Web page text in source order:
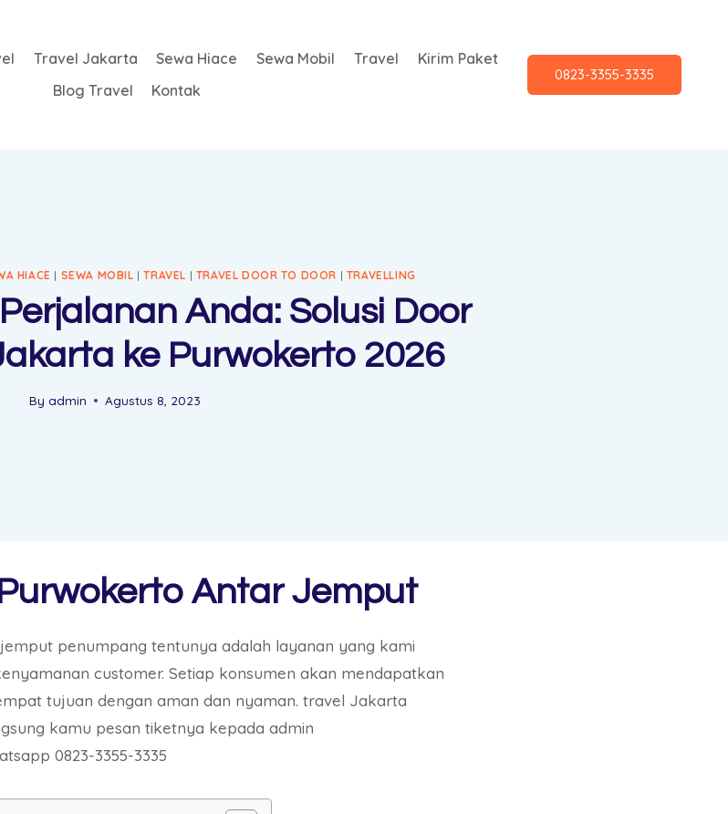
Travel Jakarta Sewa Hiace Sewa Mobil Travel
Kirim Paket
Blog Travel
Kontak
0823-3355-3335
HIACE | SEWA MOBIL |TRAVEL | TRAVEL DOOR TO DOOR | TRAVELLING
Anda: Solusi Door
ke Purwokerto 2026
By admin Agustus 8, 2023
Antar Jemput
penumpang tentunya adalah layanan yang kami
customer. Setiap konsumen akan mendapatkan
tujuan dengan aman dan nyaman. travel Jakarta
kamu pesan tiketnya kepada admin
0823-3355-3335